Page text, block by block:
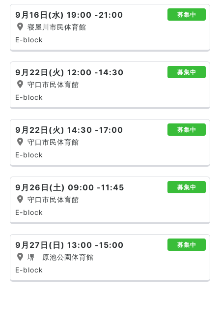
9月16日(水) 19:00 -21:00 募集中
寝屋川市民体育館
E-block
9月22日(火) 12:00 -14:30 募集中
守口市民体育館
E-block
9月22日(火) 14:30 -17:00 募集中
守口市民体育館
E-block
9月26日(土) 09:00 -11:45 募集中
守口市民体育館
E-block
9月27日(日) 13:00 -15:00 募集中
堺 原池公園体育館
E-block